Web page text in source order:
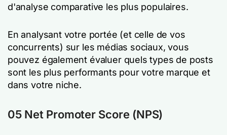
d'analyse comparative les plus populaires.
En analysant votre portée (et celle de vos
concurrents) sur les médias sociaux, vous
pouvez également évaluer quels types de posts
sont les plus performants pour votre marque et
dans votre niche.
05 Net Promoter Score (NPS)